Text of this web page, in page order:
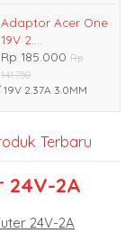
Adaptor Acer One
19V 2....
Rp 185.000 Rp
141.750
2.37A 3.0MM
Terbaru
24V-2A
24V-2A